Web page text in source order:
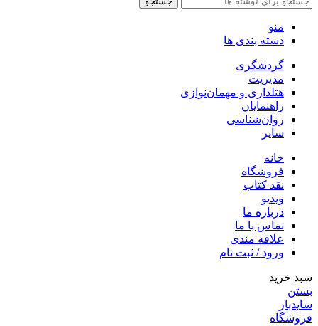
منو
دسته بندی ها
گردشگری
مدیریت
هتلداری و مهمان‌نوازی
راهنمایان
روان‌شناسی
سایر
خانه
فروشگاه
نقد کتاب
ویدیو
درباره‌ ما
تماس با ما
علاقه مندی
ورود / ثبت نام
سبد خرید
بستن
سایدبار
فروشگاه